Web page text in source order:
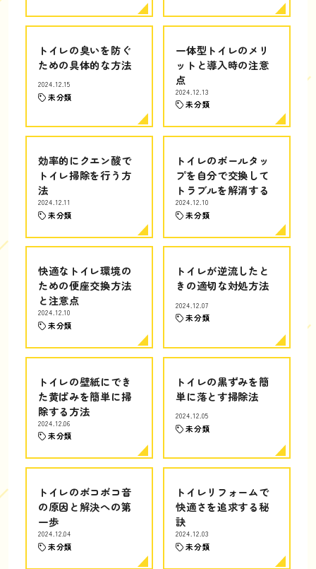
トイレの臭いを防ぐ
ための具体的な方法
2024.12.15
未分類
一体型トイレのメリ
ットと導入時の注意
点
2024.12.13
未分類
効率的にクエン酸で
トイレ掃除を行う方
法
2024.12.11
未分類
トイレのボールタッ
プを自分で交換して
トラブルを解消する
2024.12.10
未分類
快適なトイレ環境の
ための便座交換方法
と注意点
2024.12.10
未分類
トイレが逆流したと
きの適切な対処方法
2024.12.07
未分類
トイレの壁紙にでき
た黄ばみを簡単に掃
除する方法
2024.12.06
未分類
トイレの黒ずみを簡
単に落とす掃除法
2024.12.05
未分類
トイレのボコボコ音
の原因と解決への第
一歩
2024.12.04
未分類
トイレリフォームで
快適さを追求する秘
訣
2024.12.03
未分類